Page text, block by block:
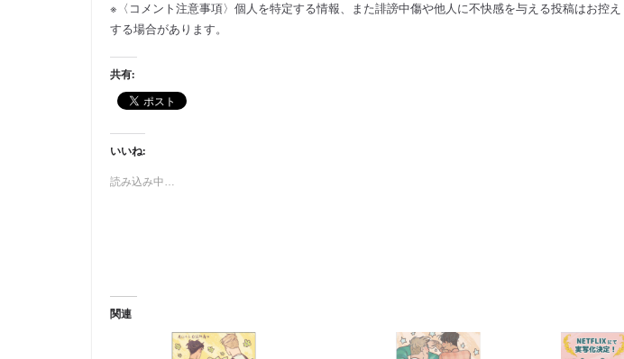
※〈コメント注意事項〉個人を特定する情報、また誹謗中傷や他人に不快感を与える投稿はお控
する場合があります。
共有:
いいね:
読み込み中…
関連